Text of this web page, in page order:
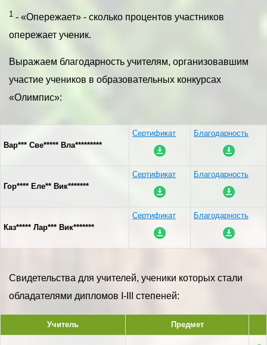
1 - «Опережает» - сколько процентов участников
опережает ученик.
Выражаем благодарность учителям, организовавшим
участие учеников в образовательных конкурсах
«Олимпис»:
Вар*** Све***** Вла*********
Сертификат Благодарность
Гор**** Еле** Вик*******
Сертификат Благодарность
Каз***** Лар*** Вик*******
Сертификат Благодарность
Свидетельства для учителей, ученики которых стали
обладателями дипломов I-III степеней:
Учитель Предмет